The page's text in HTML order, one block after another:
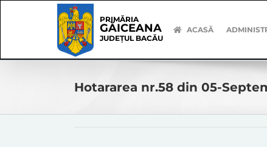
PRIMĂRIA
GĂICEANA
JUDEȚUL BACĂU
ACASĂ
Hotararea nr.58 din 05-